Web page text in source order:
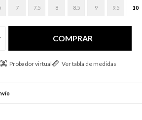
7 7.5 8 8.5 9 9.5 10
COMPRAR
Probador virtual Ver tabla de medidas